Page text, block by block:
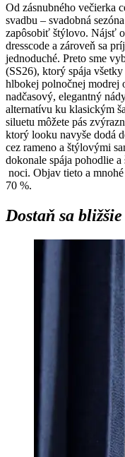
Od zásnubného večierka
svadbu – svadobná
zapôsobiť štýlovo. Nájsť
dresscode a zároveň sa
jednoduché. Preto sme
(SS26), ktorý spája
hlbokej polnočnej modrej
nadčasový, elegantný
alternatívu ku klasickým
siluetu môžete pás
ktorý looku navyše dodá
cez rameno a štýlovými
dokonale spája pohodlie
noci. Objav tieto a
70 %.
Dostaň sa bližšie